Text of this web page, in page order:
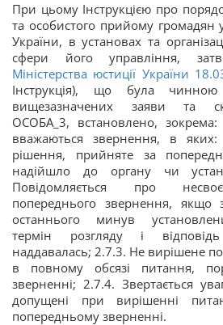
При цьому Інструкцією про
та особистого прийому громадян у
України, в установах та
сфери його управління,
Міністерства юстиції України
Інструкція), що була
вищезазначених заяви та
ОСОБА_3, встановлено,
вважаються звернення, в яких:
рішення, прийняте за
надійшло до органу чи
Повідомляється про
попереднього звернення, якщо
останнього минув
термін розгляду і
наддавалась; 2.7.3. Не вирішене
в повному обсязі питання,
зверненні; 2.7.4. Звертається
допущені при вирішенні
попередньому зверненні.